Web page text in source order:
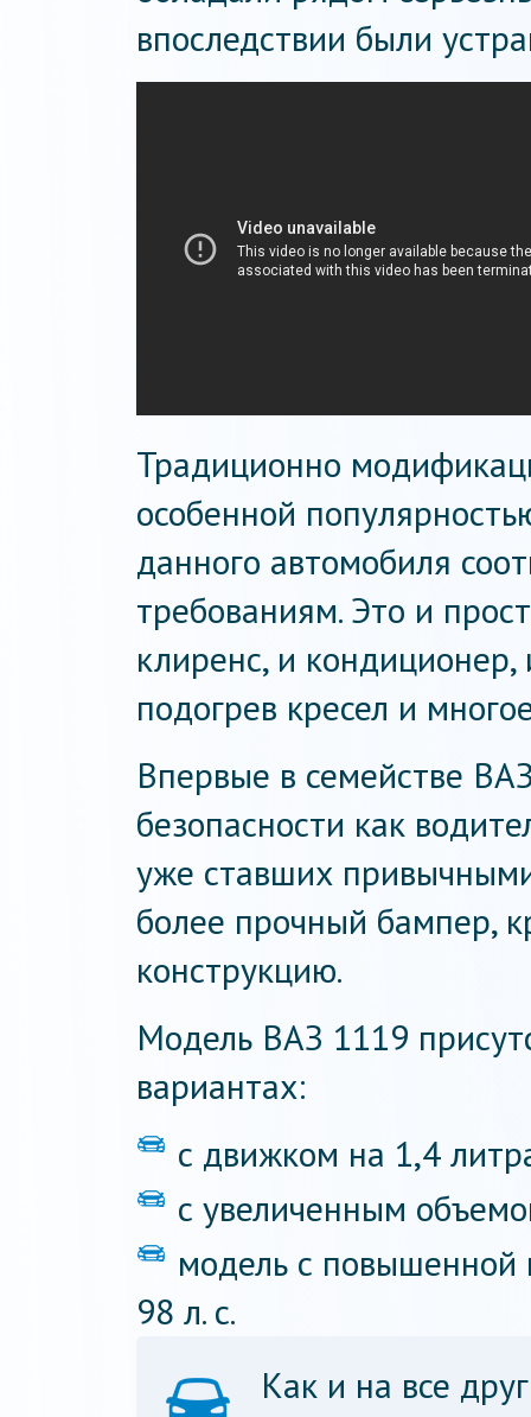
впоследствии были
Традиционно
особенной
данного автомобиля
требованиям. Это и
клиренс, и
подогрев кресел и
Впервые в семействе
безопасности как
уже ставших
более прочный бампер,
конструкцию.
Модель ВАЗ 1119
вариантах:
с движком на 1,4
с увеличенным
модель с
98 л. с.
Как и на все